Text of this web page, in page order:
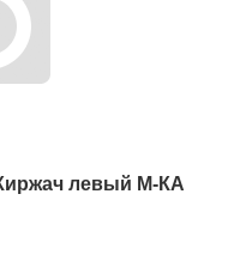
левый М-КА